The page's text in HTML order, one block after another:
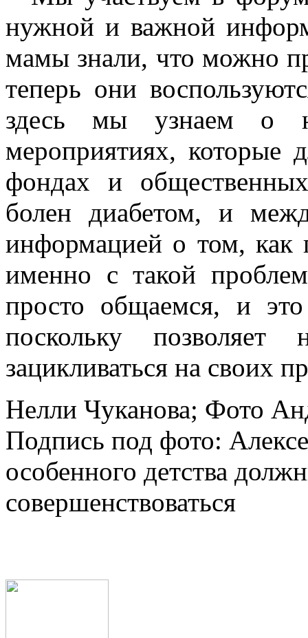
– Мы участву­ем в
нужной и важной
мамы знали, что можно
теперь они
здесь мы узнаем о
мероприятиях, которые
фондах и
болен диа­бетом, и
информацией о том, как
именно с такой
просто об­щаемся, и
поскольку
зацикливаться на своих
Нелли Чуканова; Фото
Подпись под фото:
особенного детства